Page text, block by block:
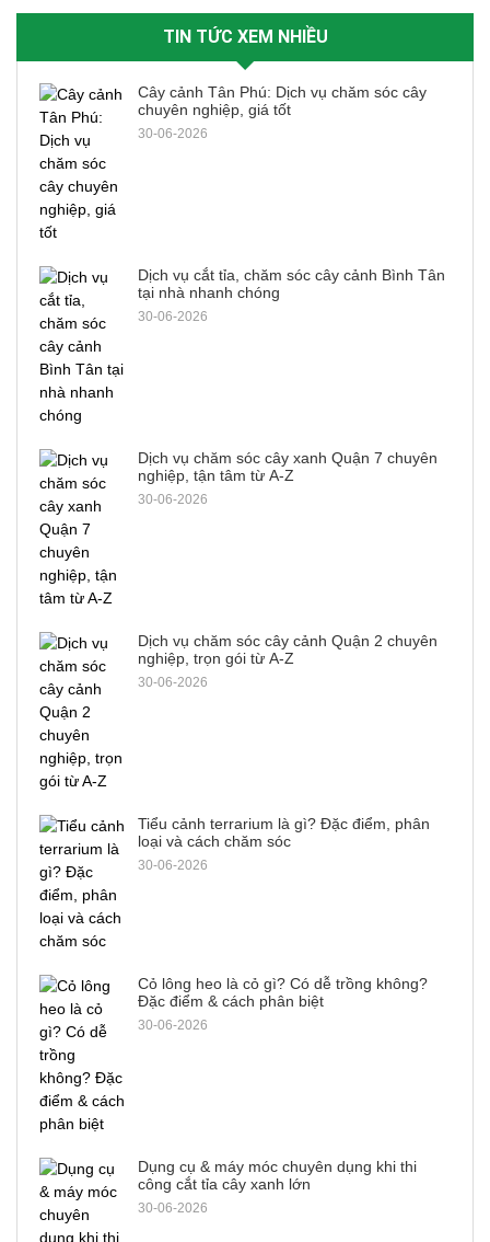
TIN TỨC XEM NHIỀU
Cây cảnh Tân Phú: Dịch vụ chăm sóc cây
chuyên nghiệp, giá tốt
30-06-2026
Dịch vụ cắt tỉa, chăm sóc cây cảnh Bình Tân
tại nhà nhanh chóng
30-06-2026
Dịch vụ chăm sóc cây xanh Quận 7 chuyên
nghiệp, tận tâm từ A-Z
30-06-2026
Dịch vụ chăm sóc cây cảnh Quận 2 chuyên
nghiệp, trọn gói từ A-Z
30-06-2026
Tiểu cảnh terrarium là gì? Đặc điểm, phân
loại và cách chăm sóc
30-06-2026
Cỏ lông heo là cỏ gì? Có dễ trồng không?
Đặc điểm & cách phân biệt
30-06-2026
Dụng cụ & máy móc chuyên dụng khi thi
công cắt tỉa cây xanh lớn
30-06-2026